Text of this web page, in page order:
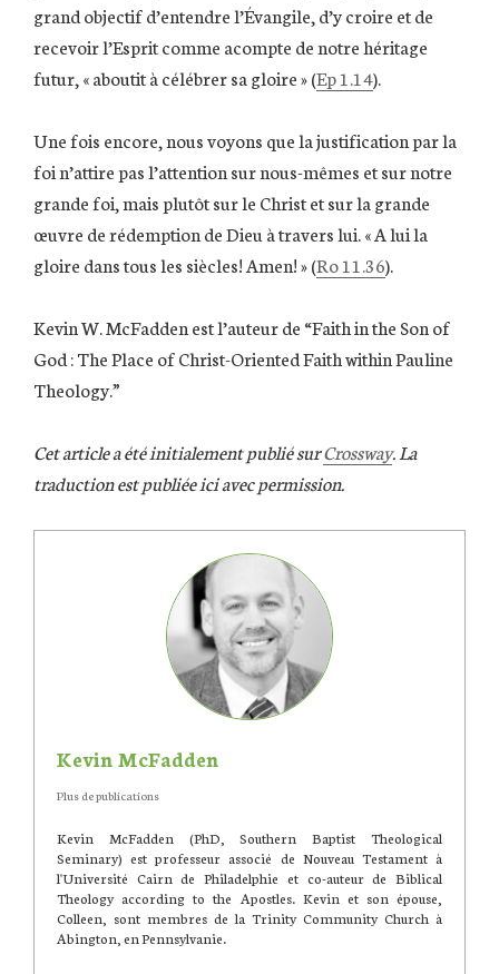
grand objectif d’entendre l’Évangile, d’y croire et de
recevoir l’Esprit comme acompte de notre héritage
futur, « aboutit à célébrer sa gloire » (Ep 1.14).
Une fois encore, nous voyons que la justification par la
foi n’attire pas l’attention sur nous-mêmes et sur notre
grande foi, mais plutôt sur le Christ et sur la grande
œuvre de rédemption de Dieu à travers lui. « A lui la
gloire dans tous les siècles! Amen! » (Ro 11.36).
Kevin W. McFadden est l’auteur de “Faith in the Son of
God : The Place of Christ-Oriented Faith within Pauline
Theology.”
Cet article a été initialement publié surCrossway. La
traduction est publiée ici avec permission.
Kevin McFadden
Plus de publications
Kevin McFadden (PhD, Southern Baptist Theological
Seminary) est professeur associé de Nouveau Testament à
l'Université Cairn de Philadelphie et co-auteur de Biblical
Theology according to the Apostles. Kevin et son épouse,
Colleen, sont membres de la Trinity Community Church à
Abington, en Pennsylvanie.